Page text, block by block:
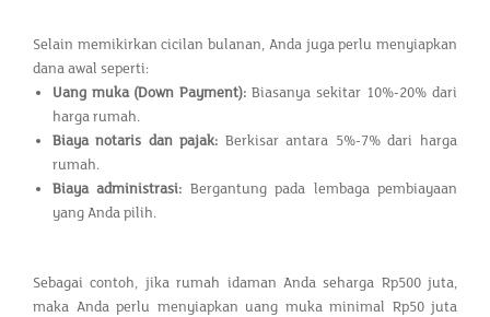
Selain memikirkan cicilan bulanan, Anda juga perlu menyiapkan
dana awal seperti:
Uang muka (Down Payment): Biasanya sekitar 10%-20% dari
harga rumah.
Biaya notaris dan pajak: Berkisar antara 5%-7% dari harga
rumah.
Biaya administrasi: Bergantung pada lembaga pembiayaan
yang Anda pilih.
Sebagai contoh, jika rumah idaman Anda seharga Rp500 juta,
maka Anda perlu menyiapkan uang muka minimal Rp50 juta